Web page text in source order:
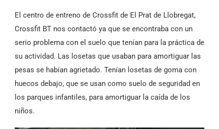
El centro de entreno de Crossfit de El Prat de Llobregat,
Crossfit BT nos contactó ya que se encontraba con un
serio problema con el suelo que tenían para la práctica de
su actividad. Las losetas que usaban para amortiguar las
pesas se habían agrietado. Tenían losetas de goma con
huecos debajo, que se usan como suelo de seguridad en
los parques infantiles, para amortiguar la caída de los
niños.